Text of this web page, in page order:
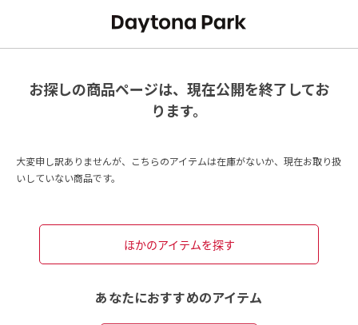
お探しの商品ページは、現在公開を終了してお
ります。
大変申し訳ありませんが、こちらのアイテムは在庫がないか、現在お取り扱
いしていない商品です。
ほかのアイテムを探す
あなたにおすすめのアイテム